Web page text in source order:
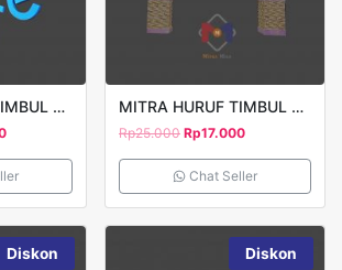
MITRA HURUF TIMBUL BLUEWATE MITRA HURUF TIMBUL KANTOR DESA
Rp25.000 Rp17.000
Chat Seller
Diskon Diskon